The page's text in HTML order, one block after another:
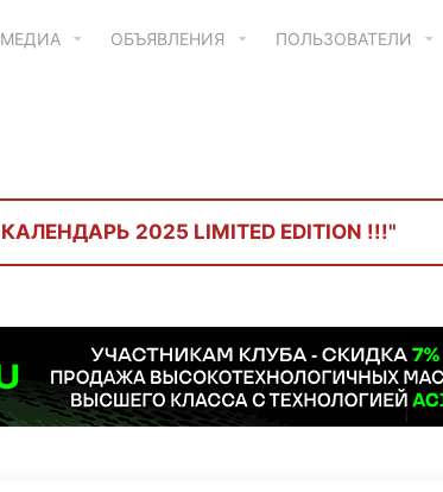
МЕДИА ОБЪЯВЛЕНИЯ ПОЛЬЗОВАТЕЛИ
КАЛЕНДАРЬ 2025 LIMITED EDITION !!!"